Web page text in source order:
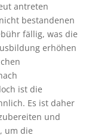
antreten
bestandenen
fällig, was die
erhöhen
ist die
Es ist daher
und
um die